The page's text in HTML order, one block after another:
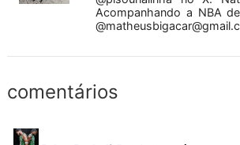
Acompanhando a NBA
@
comentários